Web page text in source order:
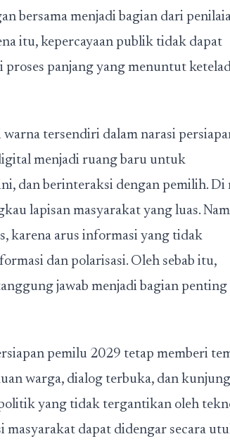
bersama menjadi bagian dari
itu, kepercayaan publik tidak dapat
panjang yang menuntut
tersendiri dalam narasi
menjadi ruang baru untuk
dan berinteraksi dengan pemilih. Di
lapisan masyarakat yang luas.
karena arus informasi yang tidak
dan polarisasi. Oleh sebab itu,
jawab menjadi bagian
pemilu 2029 tetap memberi
warga, dialog terbuka, dan
yang tidak tergantikan oleh
dapat didengar secara